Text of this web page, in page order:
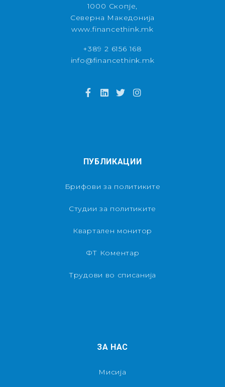
1000 Скопје,
Северна Македонија
www.financethink.mk
+389 2 6156 168
info@financethink.mk
ПУБЛИКАЦИИ
Брифови за политиките
Студии за политиките
Квартален монитор
ФТ Коментар
Трудови во списанија
ЗА НАС
Мисија